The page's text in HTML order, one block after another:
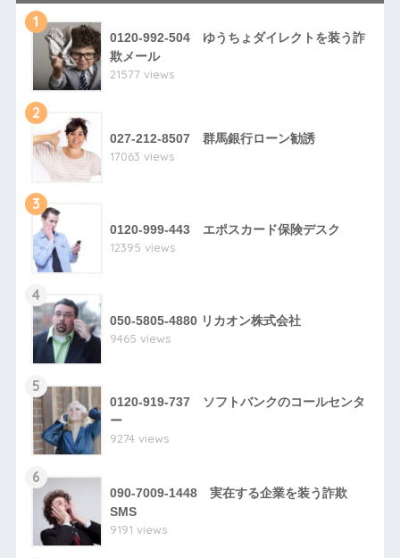
1
0120-992-504 ゆうちょダイレクトを装う詐
欺メール
21577 views
2
027-212-8507 群馬銀行ローン勧誘
17063 views
3
0120-999-443 エポスカード保険デスク
12395 views
4
050-5805-4880 リカオン株式会社
9465 views
5
0120-919-737 ソフトバンクのコールセンタ
ー
9274 views
6
090-7009-1448 実在する企業を装う詐欺
SMS
9191 views